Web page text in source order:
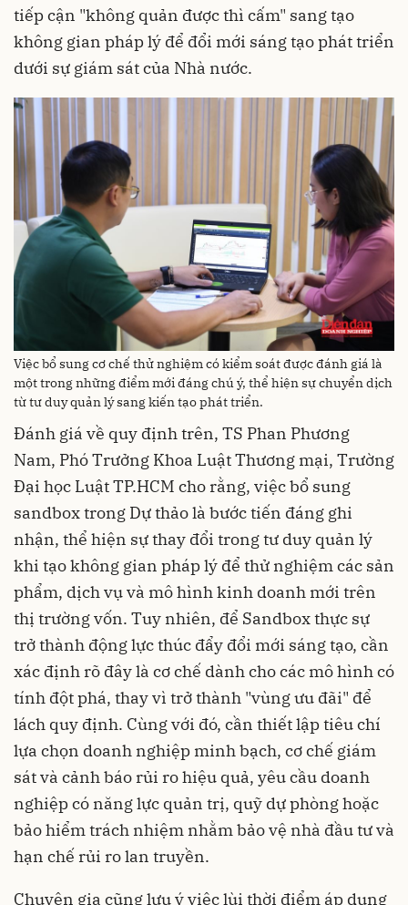
tiếp cận "không quản được thì cấm" sang tạo
không gian pháp lý để đổi mới sáng tạo phát triển
dưới sự giám sát của Nhà nước.
Việc bổ sung cơ chế thử nghiệm có kiểm soát được đánh giá là
một trong những điểm mới đáng chú ý, thể hiện sự chuyển dịch
từ tư duy quản lý sang kiến tạo phát triển.
Đánh giá về quy định trên, TS Phan Phương
Nam, Phó Trưởng Khoa Luật Thương mại, Trường
Đại học Luật TP.HCM cho rằng, việc bổ sung
sandbox trong Dự thảo là bước tiến đáng ghi
nhận, thể hiện sự thay đổi trong tư duy quản lý
khi tạo không gian pháp lý để thử nghiệm các sản
phẩm, dịch vụ và mô hình kinh doanh mới trên
thị trường vốn. Tuy nhiên, để Sandbox thực sự
trở thành động lực thúc đẩy đổi mới sáng tạo, cần
xác định rõ đây là cơ chế dành cho các mô hình có
tính đột phá, thay vì trở thành "vùng ưu đãi" để
lách quy định. Cùng với đó, cần thiết lập tiêu chí
lựa chọn doanh nghiệp minh bạch, cơ chế giám
sát và cảnh báo rủi ro hiệu quả, yêu cầu doanh
nghiệp có năng lực quản trị, quỹ dự phòng hoặc
bảo hiểm trách nhiệm nhằm bảo vệ nhà đầu tư và
hạn chế rủi ro lan truyền.
Chuyên gia cũng lưu ý việc lùi thời điểm áp dụng